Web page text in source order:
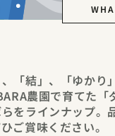
「結」、「ゆかり
農園で育てた「
をラインナップ。
ご賞味ください。